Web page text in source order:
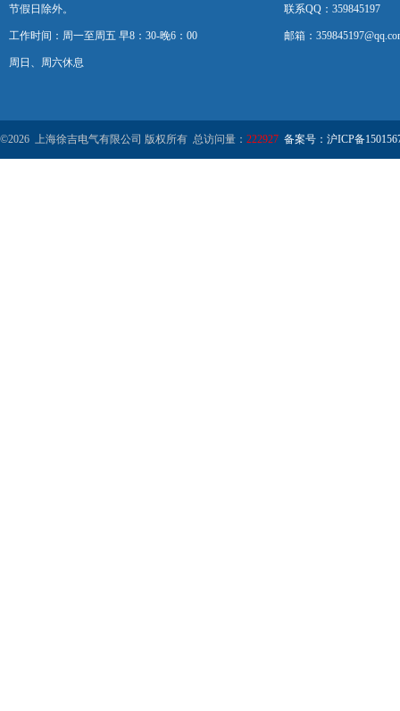
节假日除外。
工作时间：周一至周五 早8：30-晚6：00
周日、周六休息
联系QQ：359845197
邮箱：
©2026 上海徐吉电气有限公司 版权所有 总访问量： 222927 备案号：沪ICP备